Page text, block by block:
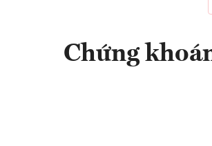
Chứng